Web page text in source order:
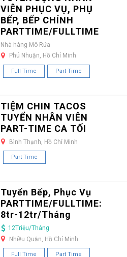
VIÊN PHỤC VỤ, PHỤ
BẾP, BẾP CHÍNH
PARTTIME/FULLTIME
Nhà hàng Mô Rứa
Phú Nhuận, Hồ Chí Minh
Full Time Part Time
TIỆM CHIN TACOS
TUYỂN NHÂN VIÊN
PART-TIME CA TỐI
Bình Thạnh, Hồ Chí Minh
Part Time
Tuyển Bếp, Phục Vụ
PARTTIME/FULLTIME:
8tr-12tr/Tháng
12Triệu/Tháng
Nhiều Quận, Hồ Chí Minh
Full Time Part Time